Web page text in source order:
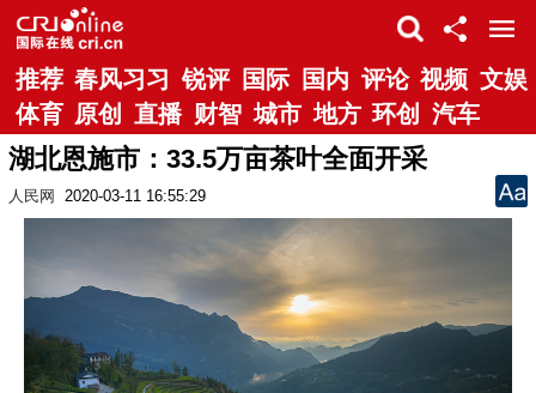
推荐 春风习习 锐评 国际 国内 评论 视频 文娱
体育 原创 直播 财智 城市 地方 环创 汽车
湖北恩施市：33.5万亩茶叶全面开采
人民网 2020-03-11 16:55:29